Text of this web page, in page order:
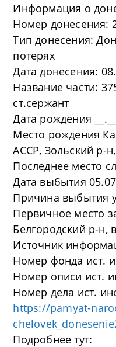
Информация о
Номер донесения:
Тип донесения:
потерях
Дата донесения:
Название части:
ст.сержант
Дата рождения
Место рождения
АССР, Зольский р-
Последнее место
Дата выбытия
Причина выбытия
Первичное место
Белгородский р-н,
Источник
Номер фонда ист.
Номер описи ист.
Номер дела ист.
https://pamyat-
Подробнее тут: